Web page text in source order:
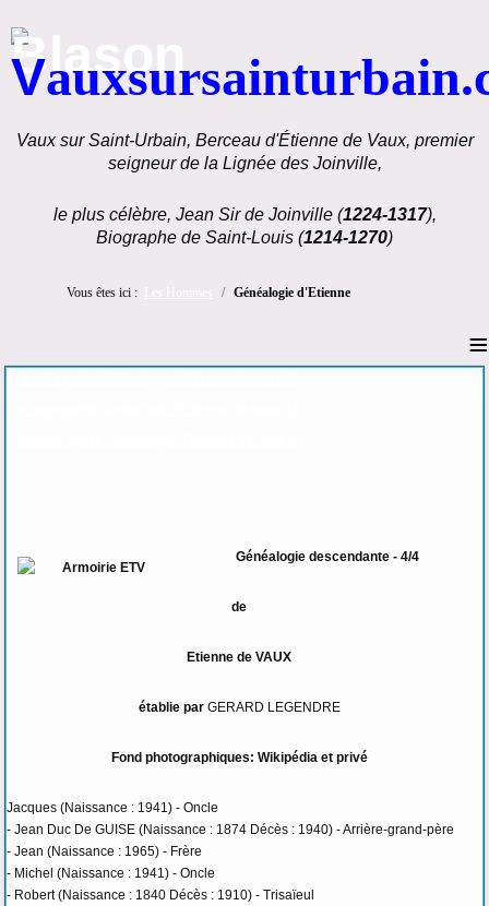
V
Vaux sur Saint-Urbain, Berceau d'Étienne de Vaux, premier
seigneur de la Lignée des Joinville,
le plus célèbre, Jean Sir de Joinville (1224-1317),
Biographe de Saint-Louis (1214-1270)
Vous êtes ici : Généalogie d'Etienne
≡
Généalogie descendante - 4/4
de
Etienne de VAUX
établie par GERARD LEGENDRE
Fond photographiques: Wikipédia et privé
Jacques (Naissance : 1941) - Oncle
- Jean Duc De GUISE (Naissance : 1874 Décès : 1940) - Arrière-grand-père
- Jean (Naissance : 1965) - Frère
- Michel (Naissance : 1941) - Oncle
- Robert (Naissance : 1840 Décès : 1910) - Trisaïeul